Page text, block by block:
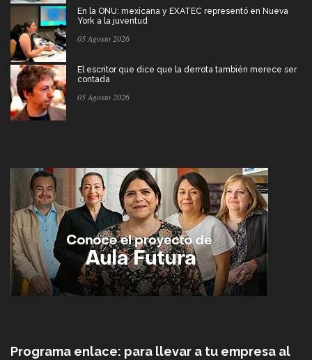
En la ONU: mexicana y EXATEC representó en Nueva
York a la juventud
05 Agosto 2026
El escritor que dice que la derrota también merece ser
contada
05 Agosto 2026
Programa enlace: para llevar a tu empresa al